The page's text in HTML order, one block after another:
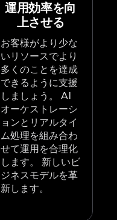
運用効率を向
上させる
お客様がより少な
いリソースでより
多くのことを達成
できるように支援
しましょう。 AI
オーケストレーシ
ョンとリアルタイ
ム処理を組み合わ
せて運用を合理化
します。 新しいビ
ジネスモデルを革
新します。